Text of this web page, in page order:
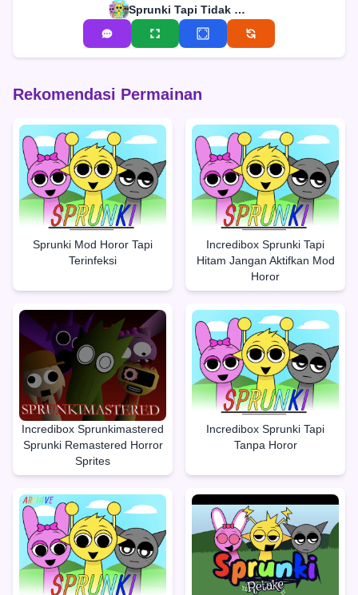
Sprunki Tapi Tidak Menakutkan
Rekomendasi Permainan
Sprunki Mod Horor Tapi
Terinfeksi
Incredibox Sprunki Tapi
Hitam Jangan Aktifkan Mod
Horor
Incredibox Sprunkimastered
Sprunki Remastered Horror
Sprites
Incredibox Sprunki Tapi
Tanpa Horor